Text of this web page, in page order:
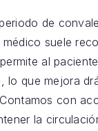
de
médico suele
al
lo que mejora
con
la